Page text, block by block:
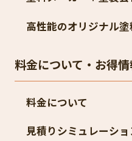
高性能のオリジナル塗
料金について・お得
料金について
見積りシミュレーショ